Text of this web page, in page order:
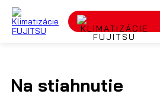
Na stiahnutie